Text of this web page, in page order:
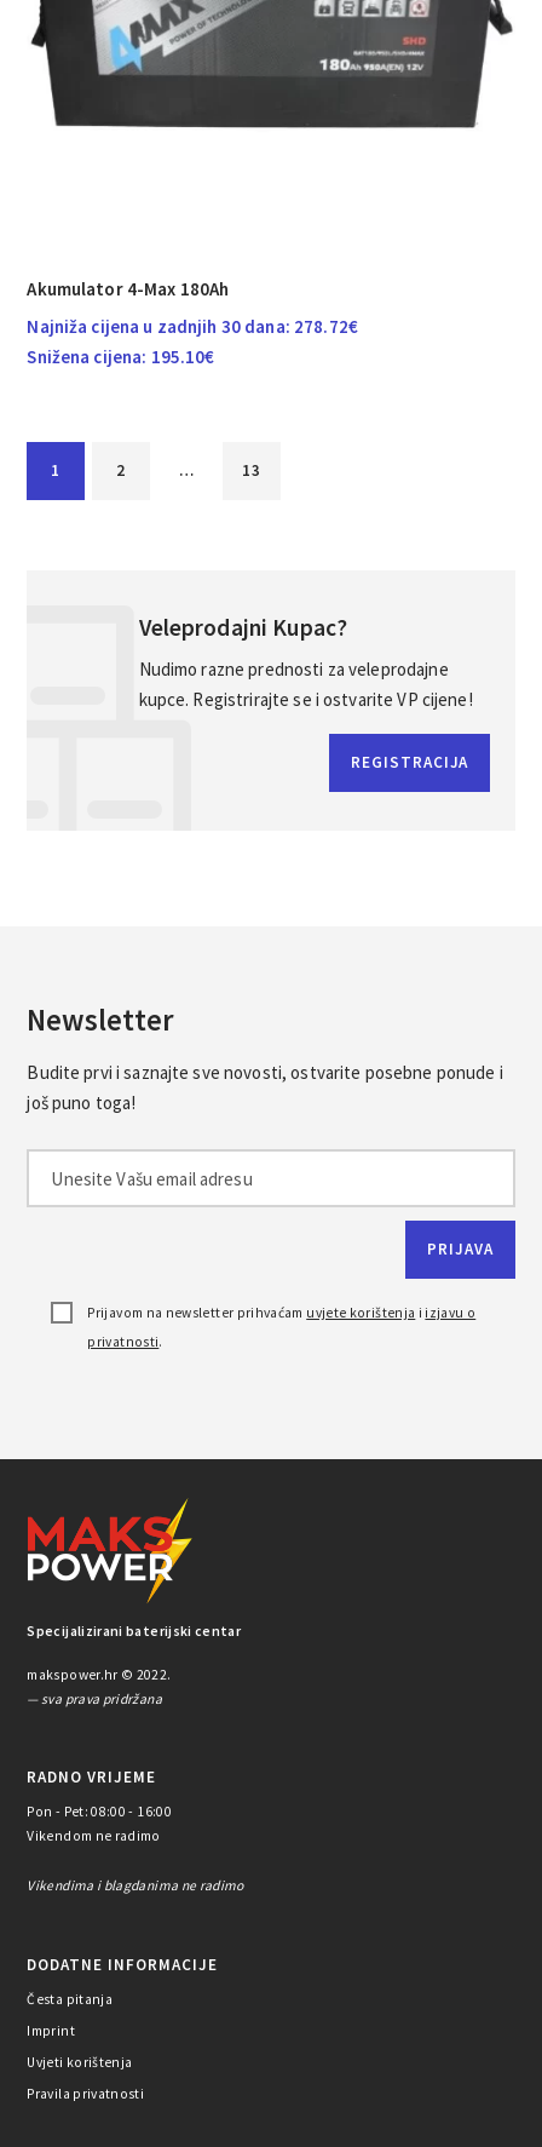
Akumulator 4-Max 180Ah
Najniža cijena u zadnjih 30 dana: 278.72€
Snižena cijena: 195.10€
1 2 … 13
Veleprodajni Kupac?
Nudimo razne prednosti za veleprodajne
kupce. Registrirajte se i ostvarite VP cijene!
REGISTRACIJA
Newsletter
Budite prvi i saznajte sve novosti, ostvarite posebne ponude i
još puno toga!
Prijavom na newsletter prihvaćam uvjete korištenja i izjavu o
privatnosti.
Specijalizirani baterijski centar
makspower.hr © 2022.
— sva prava pridržana
RADNO VRIJEME
Pon - Pet: 08:00 - 16:00
Vikendom ne radimo
Vikendima i blagdanima ne radimo
DODATNE INFORMACIJE
Česta pitanja
Imprint
Uvjeti korištenja
Pravila privatnosti